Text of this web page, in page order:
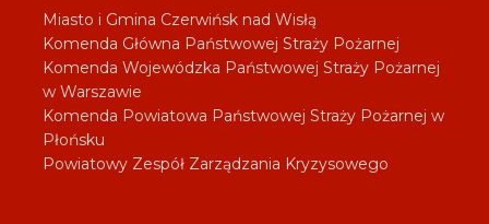
Miasto i Gmina Czerwińsk nad Wisłą
Komenda Główna Państwowej Straży Pożarnej
Komenda Wojewódzka Państwowej Straży Pożarnej
w Warszawie
Komenda Powiatowa Państwowej Straży Pożarnej w
Płońsku
Powiatowy Zespół Zarządzania Kryzysowego